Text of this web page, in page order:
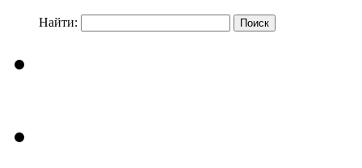
Найти: